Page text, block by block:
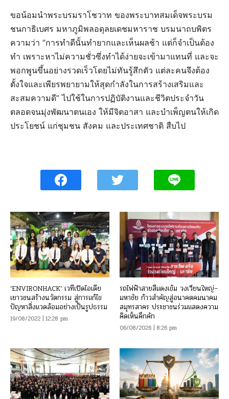
ขอน้อมนำพระบรมราโชวาท ของพระบาทสมเด็จพระบรม
ชนกาธิเบศร มหาภูมิพลอดุลยเดชมหาราช บรมนาถบพิตร
ความว่า “การทำดีนั้นทำยากและเห็นผลช้า แต่ก็จำเป็นต้อง
ทำ เพราะหาไม่ความชั่วซึ่งทำได้ง่ายจะเข้ามาแทนที่ และจะ
พอกพูนขึ้นอย่างรวดเร็วโดยไม่ทันรู้สึกตัว แต่ละคนจึงต้อง
ตั้งใจและเพียรพยายามให้สุดกำลังในการสร้างเสริมและ
สะสมความดี” ไปใช้ในการปฏิบัติงานและชีวิตประจำวัน
ตลอดจนมุ่งพัฒนาตนเอง ให้มีจิตอาสา และบำเพ็ญตนให้เกิด
ประโยชน์ แก่ชุมชน สังคม และประเทศชาติ สืบไป
‘ENVIRONHACK’ เวทีเปิดไอเดีย
เยาวชนสร้างนวัตกรรม สู่การแก้ไข
ปัญหาสิ่งแวดล้อมอย่างเป็นรูปธรรม
19/08/2022 | 12:28 pm
รถไฟฟ้าสายสีแดงเข้ม วงเวียนใหญ่–
มหาชัย ก้าวสำคัญสู่อนาคตคมนาคม
สมุทรสาคร ประชาชนร่วมแสดงความ
คิดเห็นคึกคัก
06/08/2026 | 8:26 pm